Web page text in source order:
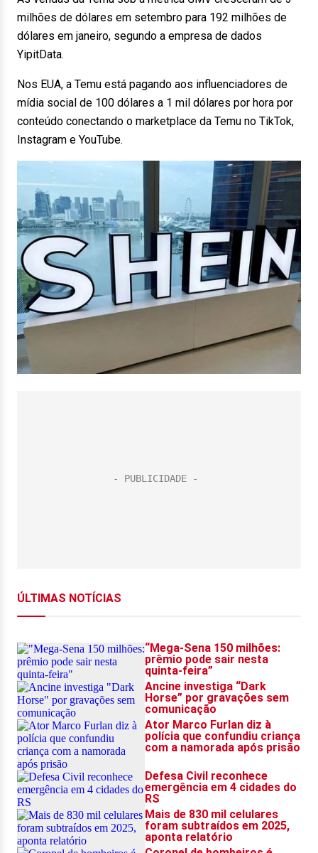
milhões de dólares em setembro para 192 milhões de
dólares em janeiro, segundo a empresa de dados
YipitData.
Nos EUA, a Temu está pagando aos influenciadores de
mídia social de 100 dólares a 1 mil dólares por hora por
conteúdo conectando o marketplace da Temu no TikTok,
Instagram e YouTube.